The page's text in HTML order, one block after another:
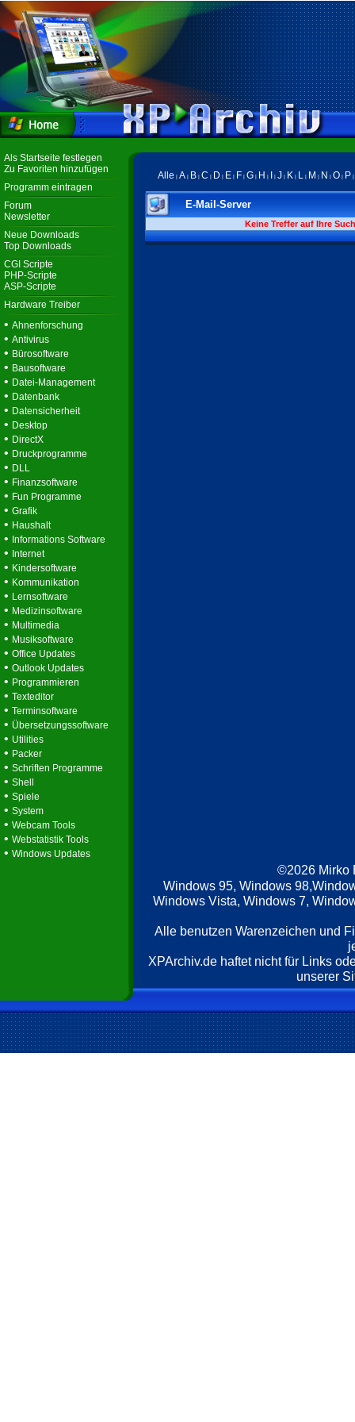
Als Startseite festlegen
Zu Favoriten hinzufügen
Programm eintragen
Forum
Newsletter
Neue Downloads
Top Downloads
CGI Scripte
PHP-Scripte
ASP-Scripte
Hardware Treiber
• Ahnenforschung
• Antivirus
• Bürosoftware
• Bausoftware
• Datei-Management
• Datenbank
• Datensicherheit
• Desktop
• DirectX
• Druckprogramme
• DLL
• Finanzsoftware
• Fun Programme
• Grafik
• Haushalt
• Informations Software
• Internet
• Kindersoftware
• Kommunikation
• Lernsoftware
• Medizinsoftware
• Multimedia
• Musiksoftware
• Office Updates
• Outlook Updates
• Programmieren
• Texteditor
• Terminsoftware
• Übersetzungssoftware
• Utilities
• Packer
• Schriften Programme
• Shell
• Spiele
• System
• Webcam Tools
• Webstatistik Tools
• Windows Updates
Alle A B C D E F G H J K L M N O P
E-Mail-Server
Keine Treffer auf Ihre
©2026 Mirko
Windows 95, Windows
Windows Vista, Windows 7,
Alle benutzen Warenzeichen und
XPArchiv.de haftet nicht für Links
unserer